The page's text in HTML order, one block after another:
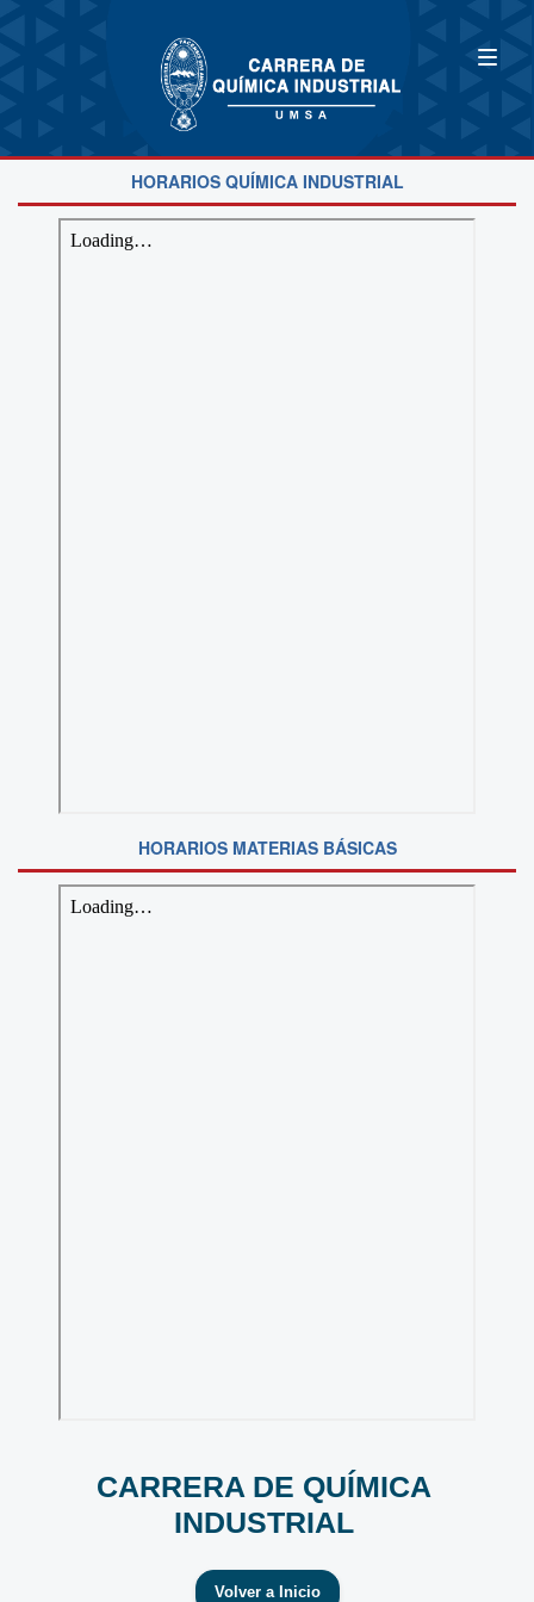
HORARIOS QUÍMICA INDUSTRIAL
HORARIOS MATERIAS BÁSICAS
CARRERA DE QUÍMICA
INDUSTRIAL
Volver a Inicio